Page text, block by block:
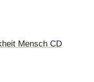
Mensch CD